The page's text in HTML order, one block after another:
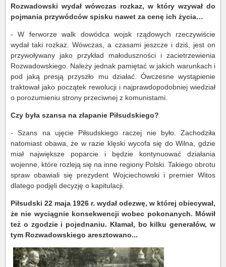
Rozwadowski wydał wówczas rozkaz, w który wzywał do
pojmania przywódców spisku nawet za cenę ich życia…
- W ferworze walk dowódca wojsk rządowych rzeczywiście
wydał taki rozkaz. Wówczas, a czasami jeszcze i dziś, jest on
przywoływany jako przykład małoduszności i zacietrzewienia
Rozwadowskiego. Należy jednak pamiętać w jakich warunkach i
pod jaką presją przyszło mu działać. Ówczesne wystąpienie
traktował jako początek rewolucji i najprawdopodobniej wiedział
o porozumieniu strony przeciwnej z komunistami.
Czy była szansa na złapanie Piłsudskiego?
- Szans na ujęcie Piłsudskiego raczej nie było. Zachodziła
natomiast obawa, że w razie klęski wycofa się do Wilna, gdzie
miał największe poparcie i będzie kontynuować działania
wojenne, które rozleją się na inne regiony Polski. Takiego obrotu
spraw obawiali się prezydent Wojciechowski i premier Witos
dlatego podjęli decyzję o kapitulacji.
Piłsudski 22 maja 1926 r. wydał odezwę, w której obiecywał,
że nie wyciągnie konsekwencji wobec pokonanych. Mówił
też o zgodzie i pojednaniu. Kłamał, bo kilku generałów, w
tym Rozwadowskiego aresztowano...